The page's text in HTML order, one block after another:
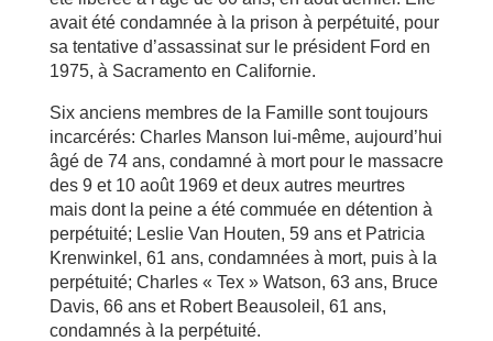
avait été condamnée à la prison à perpétuité, pour
sa tentative d’assassinat sur le président Ford en
1975, à Sacramento en Californie.
Six anciens membres de la Famille sont toujours
incarcérés: Charles Manson lui-même, aujourd’hui
âgé de 74 ans, condamné à mort pour le massacre
des 9 et 10 août 1969 et deux autres meurtres
mais dont la peine a été commuée en détention à
perpétuité; Leslie Van Houten, 59 ans et Patricia
Krenwinkel, 61 ans, condamnées à mort, puis à la
perpétuité; Charles « Tex » Watson, 63 ans, Bruce
Davis, 66 ans et Robert Beausoleil, 61 ans,
condamnés à la perpétuité.